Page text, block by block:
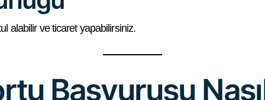
alabilir ve ticaret yapabilirsiniz.
Başvurusu Nasıl